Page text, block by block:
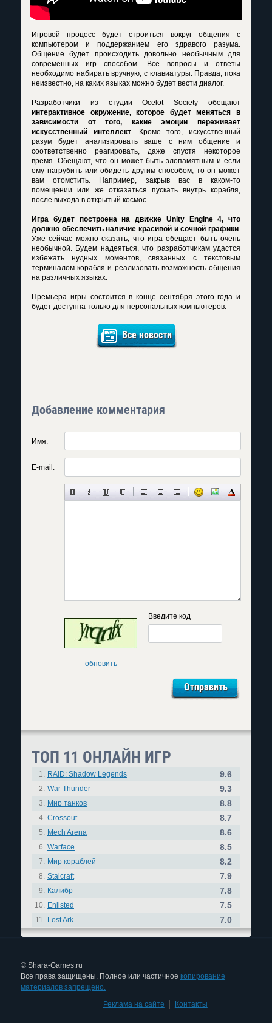
Игровой процесс будет строиться вокруг общения с
компьютером и поддержанием его здравого разума.
Общение будет происходить довольно необычным для
современных игр способом. Все вопросы и ответы
необходимо набирать вручную, с клавиатуры. Правда, пока
неизвестно, на каких языках можно будет вести диалог.
Разработчики из студии Ocelot Society обещают
интерактивное окружение, которое будет меняться в
зависимости от того, какие эмоции переживает
искусственный интеллект. Кроме того, искусственный
разум будет анализировать ваше с ним общение и
соответственно реагировать, даже спустя некоторое
время. Обещают, что он может быть злопамятным и если
ему нагрубить или обидеть другим способом, то он может
вам отомстить. Например, закрыв вас в каком-то
помещении или же отказаться пускать внутрь корабля,
после выхода в открытый космос.
Игра будет построена на движке Unity Engine 4, что
должно обеспечить наличие красивой и сочной графики.
Уже сейчас можно сказать, что игра обещает быть очень
необычной. Будем надеяться, что разработчикам удастся
избежать нудных моментов, связанных с текстовым
терминалом корабля и реализовать возможность общения
на различных языках.
Премьера игры состоится в конце сентября этого года и
будет доступна только для персональных компьютеров.
Все новости
Добавление комментария
Имя:
E-mail:
обновить
Введите код
ТОП 11 ОНЛАЙН ИГР
1. RAID: Shadow Legends 9.6
2. War Thunder 9.3
3. Мир танков 8.8
4. Crossout 8.7
5. Mech Arena 8.6
6. Warface 8.5
7. Мир кораблей 8.2
8. Stalcraft 7.9
9. Калибр 7.8
10. Enlisted 7.5
11. Lost Ark 7.0
© Shara-Games.ru
Все права защищены. Полное или частичное копирование
материалов запрещено.
Реклама на сайте
Контакты